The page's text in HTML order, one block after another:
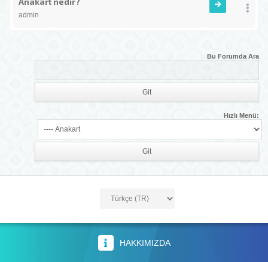
admin
Bu Forumda Ara
Hızlı Menü:
HAKKIMIZDA